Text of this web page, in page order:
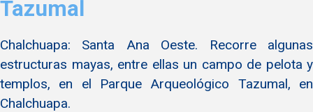
Tazumal
Chalchuapa: Santa Ana Oeste. Recorre algunas
estructuras mayas, entre ellas un campo de pelota y
templos, en el Parque Arqueológico Tazumal, en
Chalchuapa.